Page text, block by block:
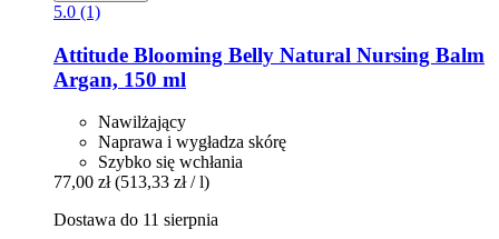
5.0 (1)
Attitude Blooming Belly Natural Nursing Balm
Argan, 150 ml
Nawilżający
Naprawa i wygładza skórę
Szybko się wchłania
77,00 zł (513,33 zł / l)
Dostawa do 11 sierpnia